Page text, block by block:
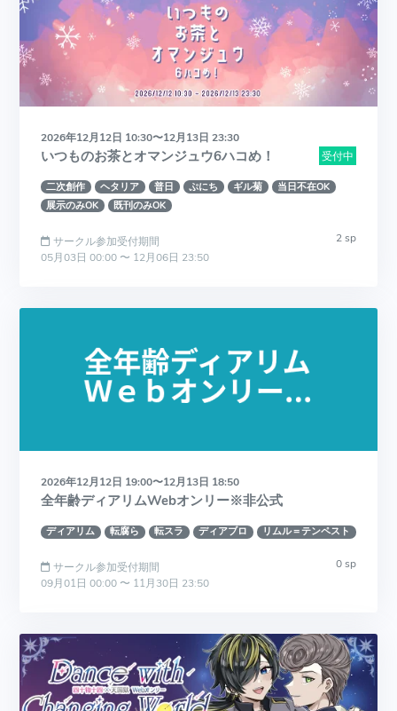
2026年12月12日 10:30〜12月13日 23:30
受付中
いつものお茶とオマンジュウ6ハコめ！
二次創作 ヘタリア 普日 ぷにち ギル菊
当日不在OK
展示のみOK
既刊のみOK
2 sp
サークル参加受付期間
05月03日 00:00 〜 12月06日 23:50
2026年12月12日 19:00〜12月13日 18:50
全年齢ディアリムWebオンリー※非公式
ディアリム 転腐ら 転スラ ディアブロ リムル＝テンペスト
0 sp
サークル参加受付期間
09月01日 00:00 〜 11月30日 23:50